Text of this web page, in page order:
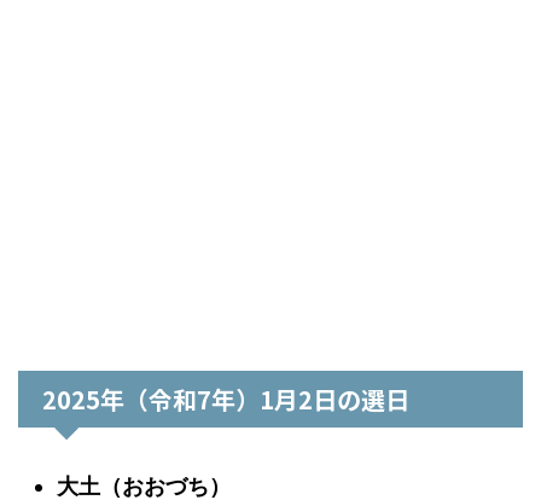
2025年（令和7年）1月2日の選日
大土（おおづち）